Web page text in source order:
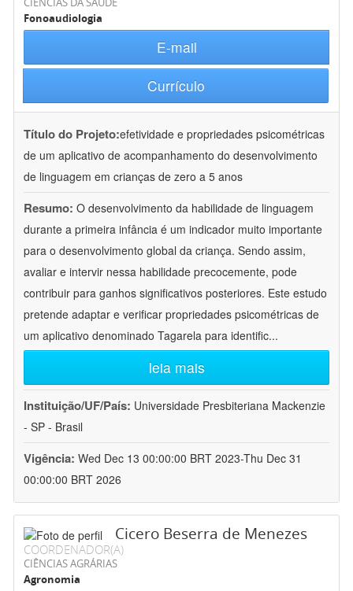
Fonoaudiologia
E-mail
Currículo
Título do Projeto:efetividade e propriedades psicométricas
de um aplicativo de acompanhamento do desenvolvimento
de linguagem em crianças de zero a 5 anos
Resumo: O desenvolvimento da habilidade de linguagem
durante a primeira infância é um indicador muito importante
para o desenvolvimento global da criança. Sendo assim,
avaliar e intervir nessa habilidade precocemente, pode
contribuir para ganhos significativos posteriores. Este estudo
pretende adaptar e verificar propriedades psicométricas de
um aplicativo denominado Tagarela para identific...
leia mais
Instituição/UF/País: Universidade Presbiteriana Mackenzie
- SP - Brasil
Vigência: Wed Dec 13 00:00:00 BRT 2023-Thu Dec 31
00:00:00 BRT 2026
Cicero Beserra de Menezes
COORDENADOR(A)
CIÊNCIAS AGRÁRIAS
Agronomia